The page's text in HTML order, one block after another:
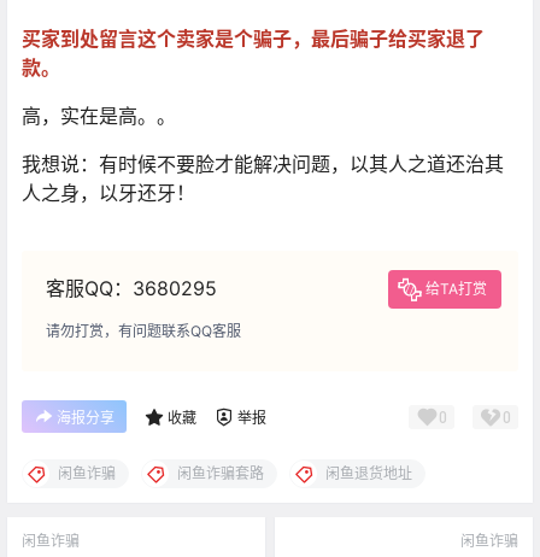
买家到处留言这个卖家是个骗子，最后骗子给买家退了
款。
高，实在是高。。
我想说：有时候不要脸才能解决问题，以其人之道还治其
人之身，以牙还牙！
客服QQ：3680295 给TA打赏
请勿打赏，有问题联系QQ客服
海报分享 收藏 举报 0 0
闲鱼诈骗 闲鱼诈骗套路 闲鱼退货地址
闲鱼诈骗 闲鱼诈骗